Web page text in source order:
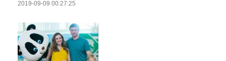
2019-09-09 00:27:25